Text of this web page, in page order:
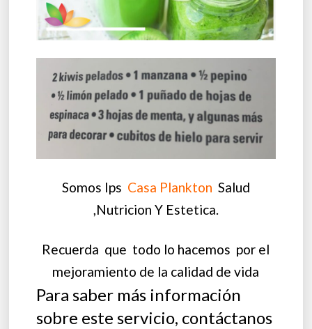
Somos Ips Casa Plankton Salud
,Nutricion Y Estetica.
Recuerda que todo lo hacemos por el
mejoramiento de la calidad de vida
Para saber más información
sobre este servicio, contáctanos